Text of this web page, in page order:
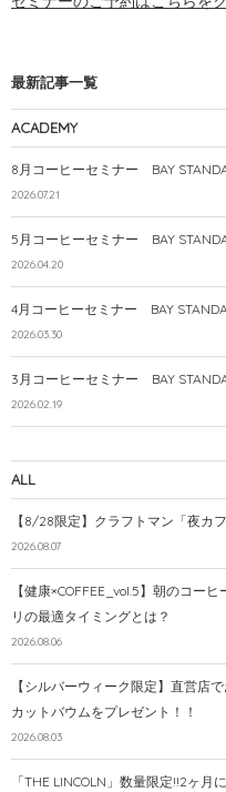
最新記事一覧
ACADEMY
8月コーヒーセミナー BAY
2026.07.21
5月コーヒーセミナー BAY
2026.04.20
4月コーヒーセミナー BAY
2026.03.30
3月コーヒーセミナー BAY
2026.02.19
ALL
【8/28限定】クラフトマン「夜カ
2026.08.07
【健康×COFFEE_vol.5】朝のコー
リの最適タイミングとは？
2026.08.06
【シルバーウィーク限定】直営店
カットバウムをプレゼント！！
2026.08.03
「THE LINCOLN」数量限定!!2ヶ